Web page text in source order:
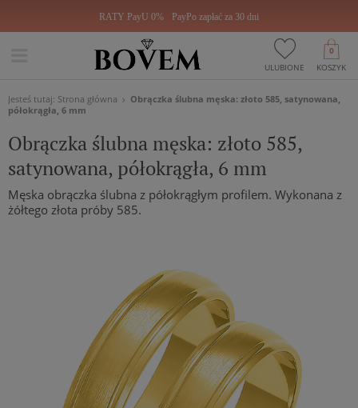
RATY PayU 0% PayPo zapłać za 30 dni
ULUBIONE KOSZYK
0
Jesteś tutaj: Strona główna
Obrączka ślubna męska: złoto 585, satynowana,
półokrągła, 6 mm
Obrączka ślubna męska: złoto 585,
satynowana, półokrągła, 6 mm
Męska obrączka ślubna z półokrągłym profilem. Wykonana z
żółtego złota próby 585.